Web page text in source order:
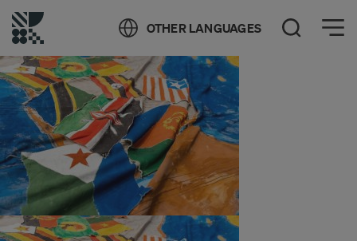
OTHER LANGUAGES Öppna sök
Öppna meny